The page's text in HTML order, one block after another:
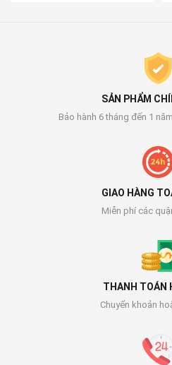
SẢN PHẨM
Bảo hành 6 tháng đến 1
GIAO HÀNG
Miễn phí các
THANH TOÁN
Chuyển khoản